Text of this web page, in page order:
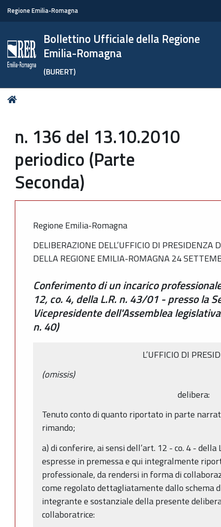
Regione Emilia-Romagna
Bollettino Ufficiale della Regione
Emilia-Romagna
(BURERT)
Tu
n. 136 del 13.10.2010
periodico (Parte
Seconda)
Regione Emilia-Romagna
DELIBERAZIONE DELL’UFFICIO DI PRESIDENZA
DELLA REGIONE EMILIA-ROMAGNA 24
Conferimento di un incarico
12, co. 4, della L.R. n. 43/01 - presso la
Vicepresidente dell'Assemblea
n. 40)
L’UFFICIO DI
(omissis)
delibera:
Tenuto conto di quanto riportato in parte
rimando;
a) di conferire, ai sensi dell’art. 12 - co. 4 -
espresse in premessa e qui integralmente
professionale, da rendersi in forma di
come regolato dettagliatamente dallo schema
integrante e sostanziale della presente
collaboratrice: